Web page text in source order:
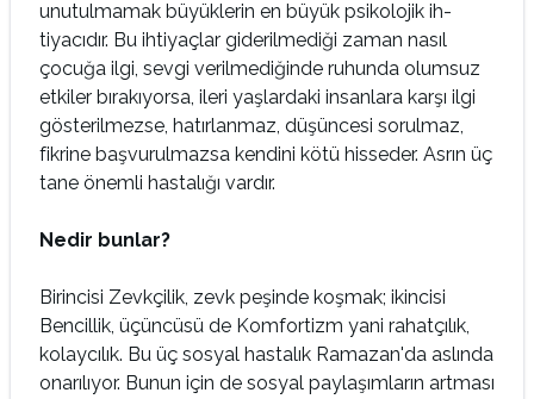
unutulmamak büyüklerin en büyük psikolojik ih­
tiyacıdır. Bu ihtiyaçlar giderilmediği zaman nasıl
çocuğa ilgi, sevgi verilmediğinde ruhunda olum­suz
etkiler bırakıyorsa, ileri yaşlardaki insanlara karşı ilgi
gösterilmezse, hatırlanmaz, düşüncesi so­rulmaz,
fikrine başvurulmazsa kendini kötü hisse­der. Asrın üç
tane önemli hastalığı vardır.
Nedir bunlar?
Birincisi Zevkçilik, zevk peşinde koşmak; ikin­cisi
Bencillik, üçüncüsü de Komfortizm yani rahatçılık,
kolaycılık. Bu üç sosyal hastalık Ramazan'da aslında
onarılıyor. Bunun için de sos­yal paylaşımların artması